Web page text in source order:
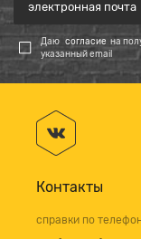
Даю согласие на
указанный email
Контакты
справки по